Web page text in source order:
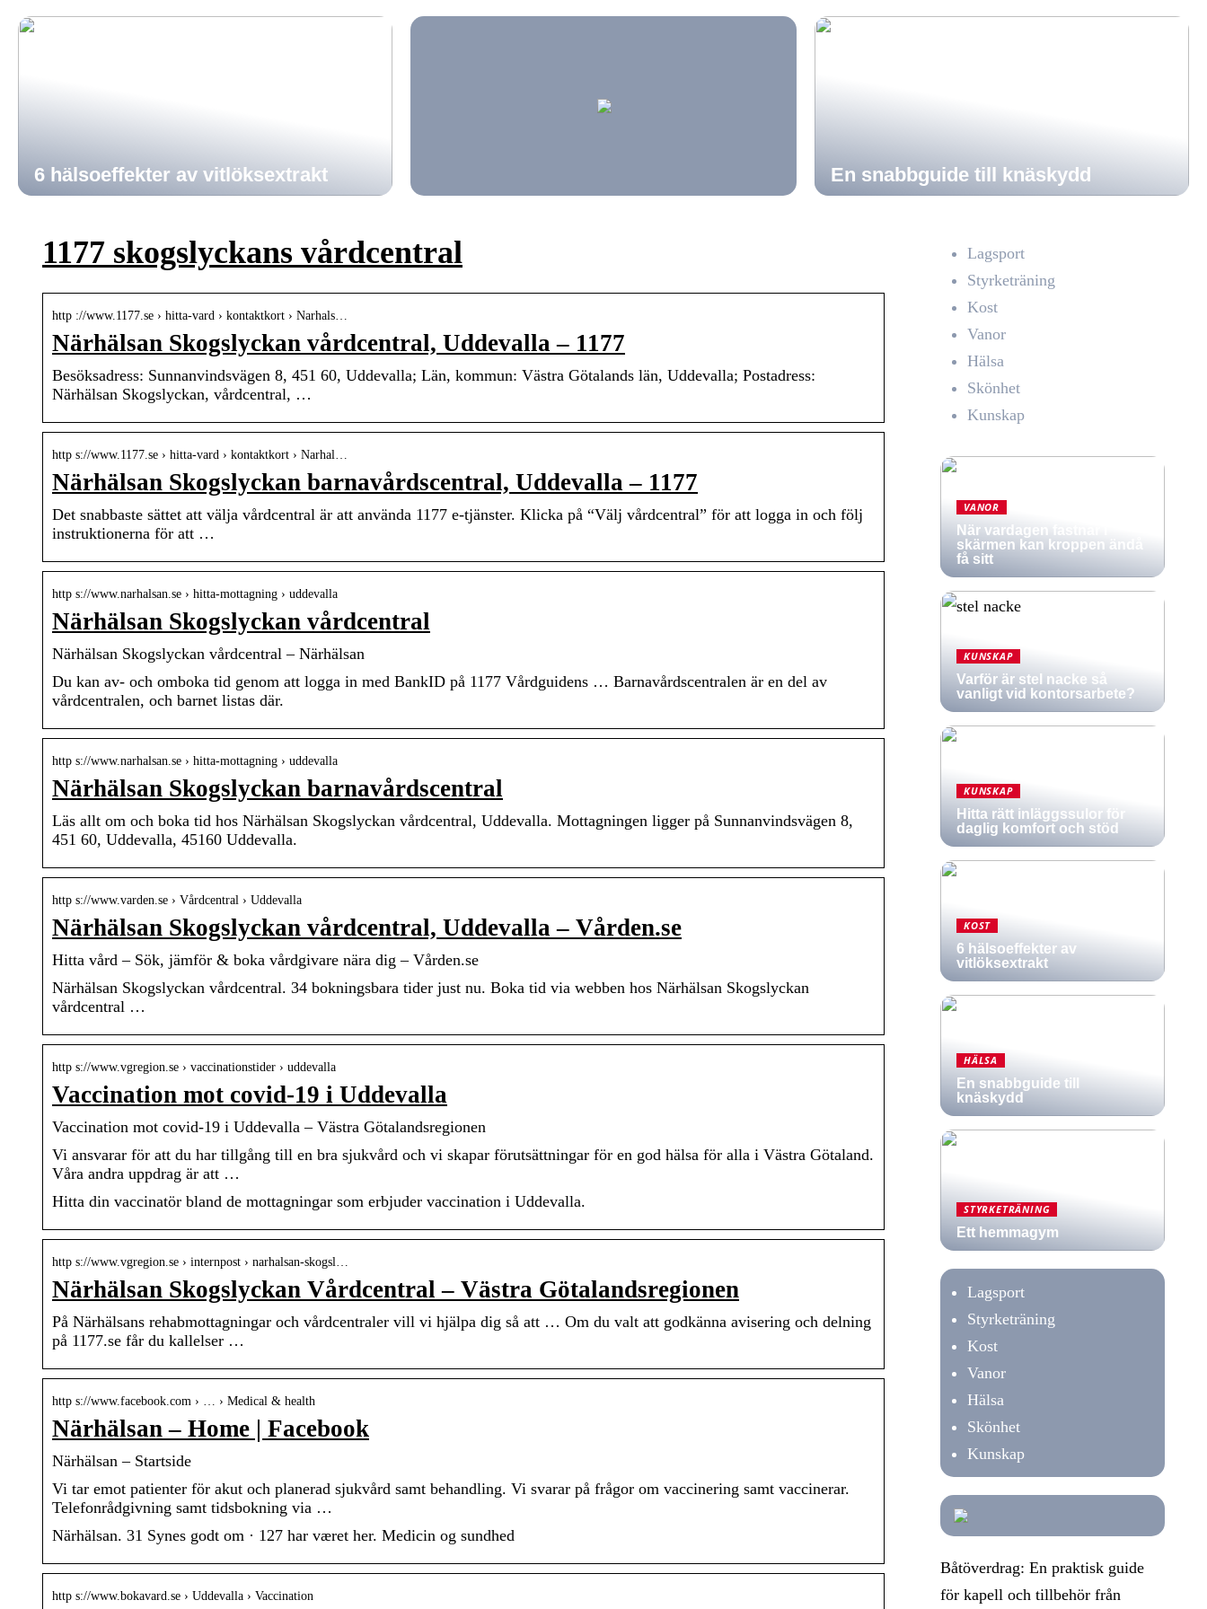
6 hälsoeffekter av vitlöksextrakt En snabbguide till knäskydd
1177 skogslyckans vårdcentral
http ://www.1177.se › hitta-vard › kontaktkort › Narhals…
Närhälsan Skogslyckan vårdcentral, Uddevalla – 1177
Besöksadress: Sunnanvindsvägen 8, 451 60, Uddevalla; Län, kommun: Västra Götalands län, Uddevalla; Postadress:
Närhälsan Skogslyckan, vårdcentral, …
http s://www.1177.se › hitta-vard › kontaktkort › Narhal…
Närhälsan Skogslyckan barnavårdscentral, Uddevalla – 1177
Det snabbaste sättet att välja vårdcentral är att använda 1177 e-tjänster. Klicka på “Välj vårdcentral” för att logga in och följ
instruktionerna för att …
http s://www.narhalsan.se › hitta-mottagning › uddevalla
Närhälsan Skogslyckan vårdcentral
Närhälsan Skogslyckan vårdcentral – Närhälsan
Du kan av- och omboka tid genom att logga in med BankID på 1177 Vårdguidens … Barnavårdscentralen är en del av
vårdcentralen, och barnet listas där.
http s://www.narhalsan.se › hitta-mottagning › uddevalla
Närhälsan Skogslyckan barnavårdscentral
Läs allt om och boka tid hos Närhälsan Skogslyckan vårdcentral, Uddevalla. Mottagningen ligger på Sunnanvindsvägen 8,
451 60, Uddevalla, 45160 Uddevalla.
http s://www.varden.se › Vårdcentral › Uddevalla
Närhälsan Skogslyckan vårdcentral, Uddevalla – Vården.se
Hitta vård – Sök, jämför & boka vårdgivare nära dig – Vården.se
Närhälsan Skogslyckan vårdcentral. 34 bokningsbara tider just nu. Boka tid via webben hos Närhälsan Skogslyckan
vårdcentral …
http s://www.vgregion.se › vaccinationstider › uddevalla
Vaccination mot covid-19 i Uddevalla
Vaccination mot covid-19 i Uddevalla – Västra Götalandsregionen
Vi ansvarar för att du har tillgång till en bra sjukvård och vi skapar förutsättningar för en god hälsa för alla i Västra Götaland.
Våra andra uppdrag är att …
Hitta din vaccinatör bland de mottagningar som erbjuder vaccination i Uddevalla.
http s://www.vgregion.se › internpost › narhalsan-skogsl…
Närhälsan Skogslyckan Vårdcentral – Västra Götalandsregionen
På Närhälsans rehabmottagningar och vårdcentraler vill vi hjälpa dig så att … Om du valt att godkänna avisering och delning
på 1177.se får du kallelser …
http s://www.facebook.com › … › Medical & health
Närhälsan – Home | Facebook
Närhälsan – Startside
Vi tar emot patienter för akut och planerad sjukvård samt behandling. Vi svarar på frågor om vaccinering samt vaccinerar.
Telefonrådgivning samt tidsbokning via …
Närhälsan. 31 Synes godt om · 127 har været her. Medicin og sundhed
http s://www.bokavard.se › Uddevalla › Vaccination
Lagsport
Styrketräning
Kost
Vanor
Hälsa
Skönhet
Kunskap
VANOR
När vardagen fastnar i
skärmen kan kroppen ändå
få sitt
KUNSKAP
Varför är stel nacke så
vanligt vid kontorsarbete?
KUNSKAP
Hitta rätt inläggssulor för
daglig komfort och stöd
KOST
6 hälsoeffekter av
vitlöksextrakt
HÄLSA
En snabbguide till
knäskydd
STYRKETRÄNING
Ett hemmagym
Lagsport
Styrketräning
Kost
Vanor
Hälsa
Skönhet
Kunskap
Båtöverdrag: En praktisk guide
för kapell och tillbehör från